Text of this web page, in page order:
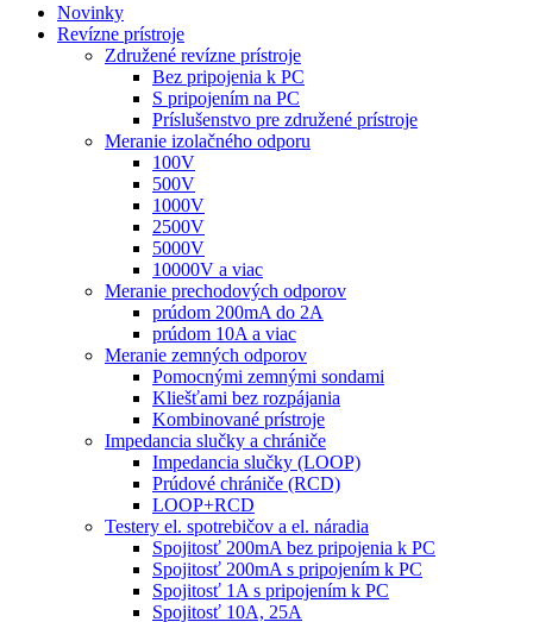
Novinky
Revízne prístroje
Združené revízne prístroje
Bez pripojenia k PC
S pripojením na PC
Príslušenstvo pre združené prístroje
Meranie izolačného odporu
100V
500V
1000V
2500V
5000V
10000V a viac
Meranie prechodových odporov
prúdom 200mA do 2A
prúdom 10A a viac
Meranie zemných odporov
Pomocnými zemnými sondami
Kliešťami bez rozpájania
Kombinované prístroje
Impedancia slučky a chrániče
Impedancia slučky (LOOP)
Prúdové chrániče (RCD)
LOOP+RCD
Testery el. spotrebičov a el. náradia
Spojitosť 200mA bez pripojenia k PC
Spojitosť 200mA s pripojením k PC
Spojitosť 1A s pripojením k PC
Spojitosť 10A, 25A